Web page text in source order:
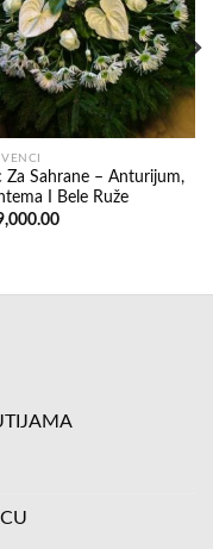
Za Sahrane – Anturijum,
I Bele Ruže